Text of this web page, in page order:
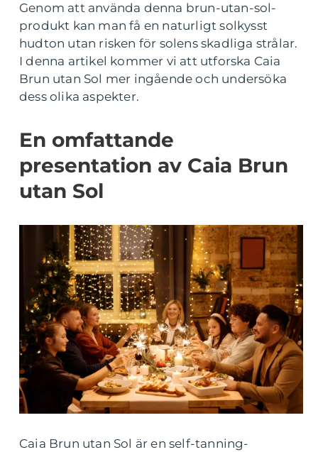
Genom att använda denna brun-utan-sol-
produkt kan man få en naturligt solkysst
hudton utan risken för solens skadliga strålar.
I denna artikel kommer vi att utforska Caia
Brun utan Sol mer ingående och undersöka
dess olika aspekter.
En omfattande
presentation av Caia Brun
utan Sol
Caia Brun utan Sol är en self-tanning-